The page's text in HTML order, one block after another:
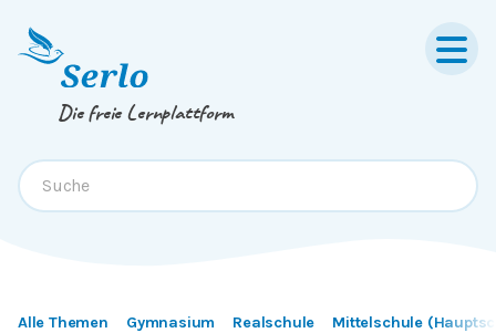
Springe zum
Die freie Lernplattform
Alle Themen Gymnasium Realschule Mittelschule